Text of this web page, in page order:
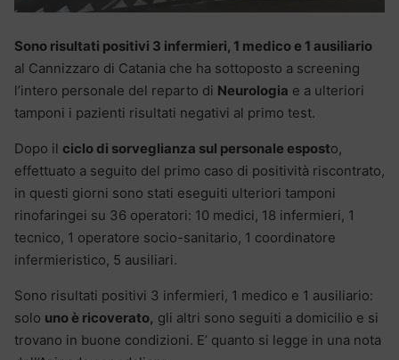
Sono risultati positivi 3 infermieri, 1 medico e 1 ausiliario
al Cannizzaro di Catania che ha sottoposto a screening
l’intero personale del reparto di Neurologia e a ulteriori
tamponi i pazienti risultati negativi al primo test.
Dopo il ciclo di sorveglianza sul personale esposto,
effettuato a seguito del primo caso di positività riscontrato,
in questi giorni sono stati eseguiti ulteriori tamponi
rinofaringei su 36 operatori: 10 medici, 18 infermieri, 1
tecnico, 1 operatore socio-sanitario, 1 coordinatore
infermieristico, 5 ausiliari.
Sono risultati positivi 3 infermieri, 1 medico e 1 ausiliario:
solo uno è ricoverato, gli altri sono seguiti a domicilio e si
trovano in buone condizioni. E’ quanto si legge in una nota